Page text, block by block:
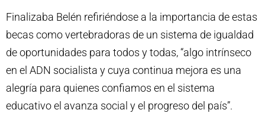
Finalizaba Belén refiriéndose a la importancia de estas
becas como vertebradoras de un sistema de igualdad
de oportunidades para todos y todas, “algo intrínseco
en el ADN socialista y cuya continua mejora es una
alegría para quienes confiamos en el sistema
educativo el avanza social y el progreso del país”.